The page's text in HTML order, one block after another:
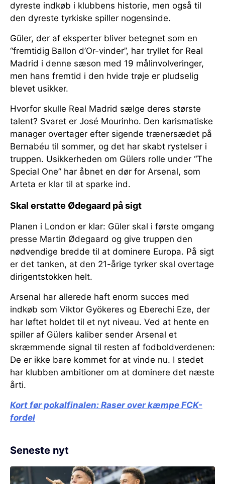
dyreste indkøb i klubbens historie, men også til
den dyreste tyrkiske spiller nogensinde.
Güler, der af eksperter bliver betegnet som en
“fremtidig Ballon d’Or-vinder”, har tryllet for Real
Madrid i denne sæson med 19 målinvolveringer,
men hans fremtid i den hvide trøje er pludselig
blevet usikker.
Hvorfor skulle Real Madrid sælge deres største
talent? Svaret er José Mourinho. Den karismatiske
manager overtager efter sigende trænersædet på
Bernabéu til sommer, og det har skabt rystelser i
truppen. Usikkerheden om Gülers rolle under “The
Special One” har åbnet en dør for Arsenal, som
Arteta er klar til at sparke ind.
Skal erstatte Ødegaard på sigt
Planen i London er klar: Güler skal i første omgang
presse Martin Ødegaard og give truppen den
nødvendige bredde til at dominere Europa. På sigt
er det tanken, at den 21-årige tyrker skal overtage
dirigentstokken helt.
Arsenal har allerede haft enorm succes med
indkøb som Viktor Gyökeres og Eberechi Eze, der
har løftet holdet til et nyt niveau. Ved at hente en
spiller af Gülers kaliber sender Arsenal et
skræmmende signal til resten af fodboldverdenen:
De er ikke bare kommet for at vinde nu. I stedet
har klubben ambitioner om at dominere det næste
årti.
Kort før pokalfinalen: Raser over kæmpe FCK-
fordel
Seneste nyt